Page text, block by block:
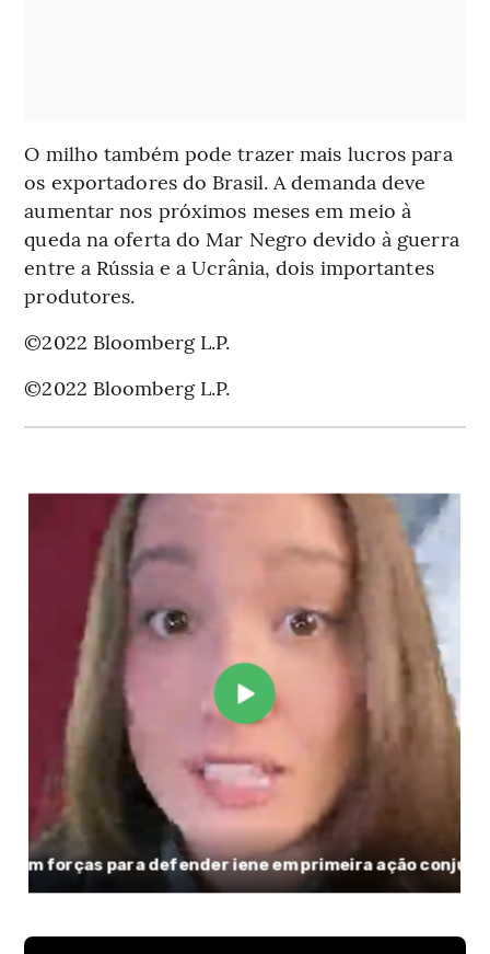
O milho também pode trazer mais lucros para
os exportadores do Brasil. A demanda deve
aumentar nos próximos meses em meio à
queda na oferta do Mar Negro devido à guerra
entre a Rússia e a Ucrânia, dois importantes
produtores.
©2022 Bloomberg L.P.
©2022 Bloomberg L.P.